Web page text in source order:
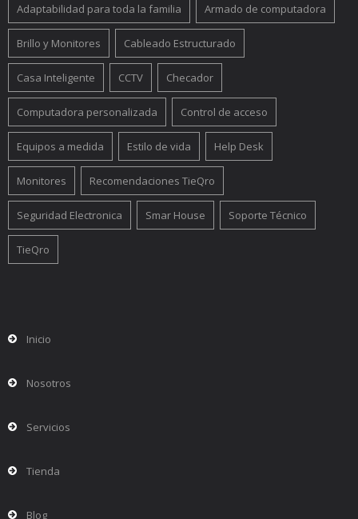
Adaptabilidad para toda la familia Armado de computadora
Brillo y Monitores Cableado Estructurado
Casa Inteligente CCTV Checador
Computadora personalizada Control de acceso
Equipos a medida Estilo de vida Help Desk
Monitores Recomendaciones TieQro
Seguridad Electronica Smar House Soporte Técnico
TieQro
Inicio
Nosotros
Servicios
Tienda
Blog